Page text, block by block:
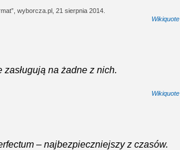
wyborcza.pl, 21 sierpnia 2014.
Wikiquote
na żadne z nich.
Wikiquote
– najbezpieczniejszy z czasów.